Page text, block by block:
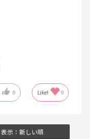
0 Like! 0
表示：新しい順